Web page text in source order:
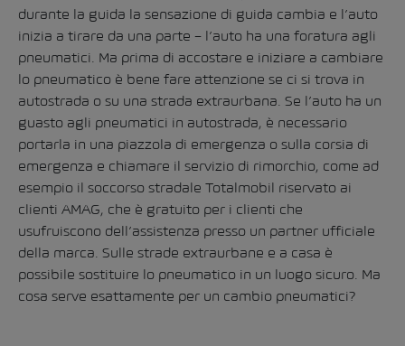
durante la guida la sensazione di guida cambia e l’auto
inizia a tirare da una parte – l’auto ha una foratura agli
pneumatici. Ma prima di accostare e iniziare a cambiare
lo pneumatico è bene fare attenzione se ci si trova in
autostrada o su una strada extraurbana. Se l’auto ha un
guasto agli pneumatici in autostrada, è necessario
portarla in una piazzola di emergenza o sulla corsia di
emergenza e chiamare il servizio di rimorchio, come ad
esempio il soccorso stradale Totalmobil riservato ai
clienti AMAG, che è gratuito per i clienti che
usufruiscono dell’assistenza presso un partner ufficiale
della marca. Sulle strade extraurbane e a casa è
possibile sostituire lo pneumatico in un luogo sicuro. Ma
cosa serve esattamente per un cambio pneumatici?